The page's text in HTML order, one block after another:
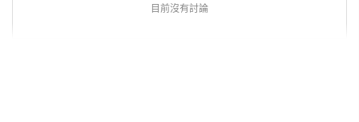
目前沒有討論